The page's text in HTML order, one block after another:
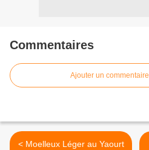
Commentaires
Ajouter un commentaire
< Moelleux Léger au Yaourt